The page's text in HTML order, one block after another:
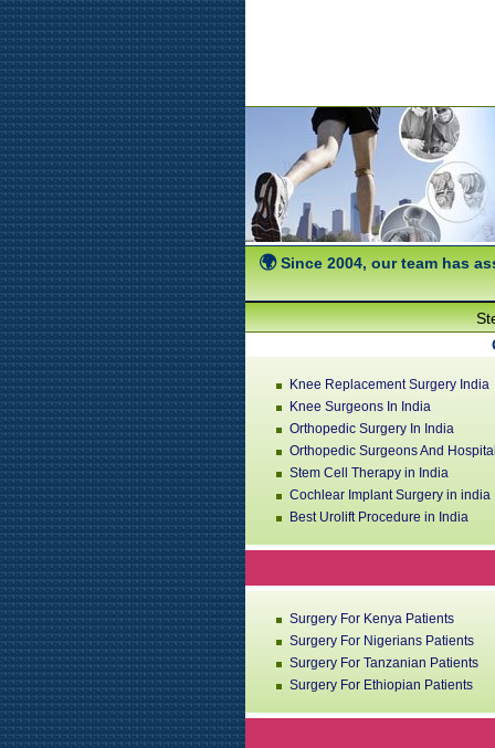
Since 2004, our team has
Knee Replacement Surgery India
Knee Surgeons In India
Orthopedic Surgery In India
Orthopedic Surgeons And
Stem Cell Therapy in India
Cochlear Implant Surgery in india
Best Urolift Procedure in India
Surgery For Kenya Patients
Surgery For Nigerians Patients
Surgery For Tanzanian Patients
Surgery For Ethiopian Patients